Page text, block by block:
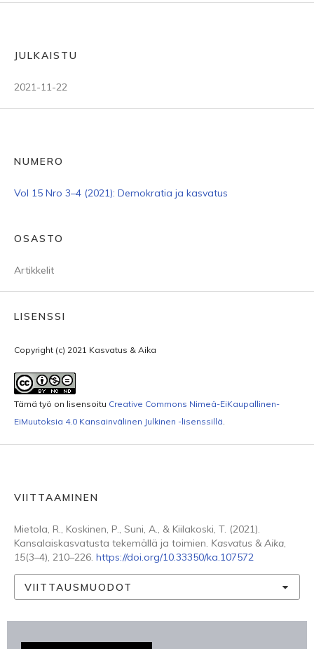
JULKAISTU
2021-11-22
NUMERO
Vol 15 Nro 3–4 (2021): Demokratia ja kasvatus
OSASTO
Artikkelit
LISENSSI
Copyright (c) 2021 Kasvatus & Aika
Tämä työ on lisensoitu Creative Commons Nimeä-EiKaupallinen-
EiMuutoksia 4.0 Kansainvälinen Julkinen -lisenssillä.
VIITTAAMINEN
Mietola, R., Koskinen, P., Suni, A., & Kiilakoski, T. (2021).
Kansalaiskasvatusta tekemällä ja toimien. Kasvatus & Aika,
15(3–4), 210–226. https://doi.org/10.33350/ka.107572
VIITTAUSMUODOT